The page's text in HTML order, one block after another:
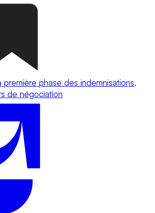
première phase des indemnisations,
de négociation